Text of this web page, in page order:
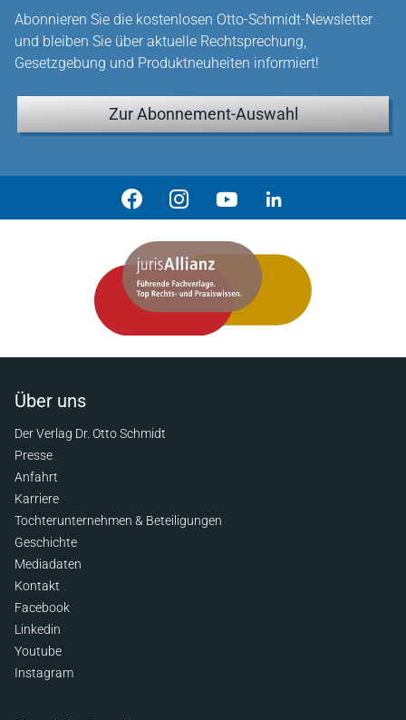
Abonnieren Sie die kostenlosen Otto-Schmidt-Newsletter
und bleiben Sie über aktuelle Rechtsprechung,
Gesetzgebung und Produktneuheiten informiert!
Zur Abonnement-Auswahl
Über uns
Der Verlag Dr. Otto Schmidt
Presse
Anfahrt
Karriere
Tochterunternehmen & Beteiligungen
Geschichte
Mediadaten
Kontakt
Facebook
Linkedin
Youtube
Instagram